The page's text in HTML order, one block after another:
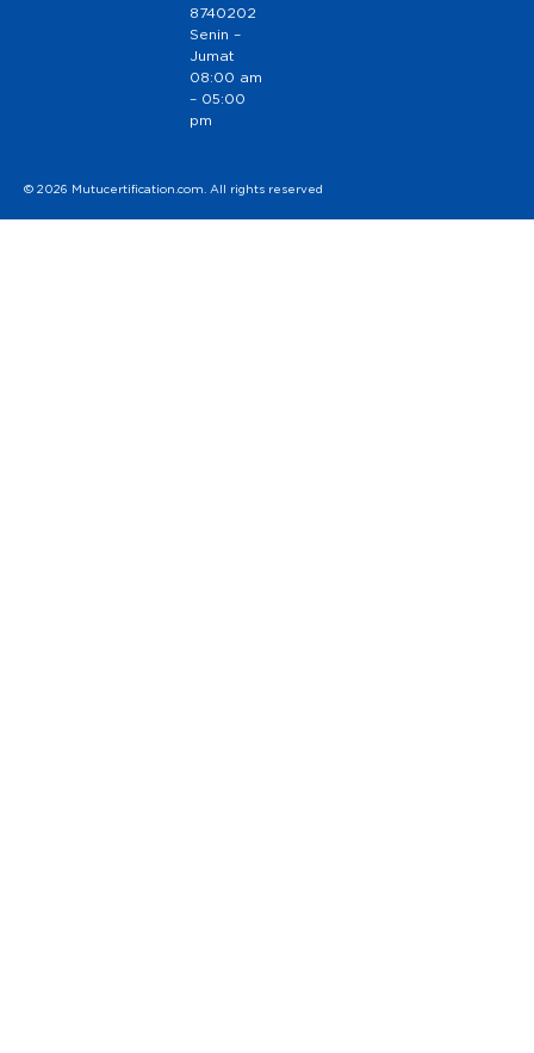
8740202
Senin –
Jumat
08:00 am
– 05:00
pm
© 2026 Mutucertification.com. All rights reserved